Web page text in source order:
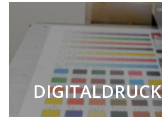
DIGITALDRUCK